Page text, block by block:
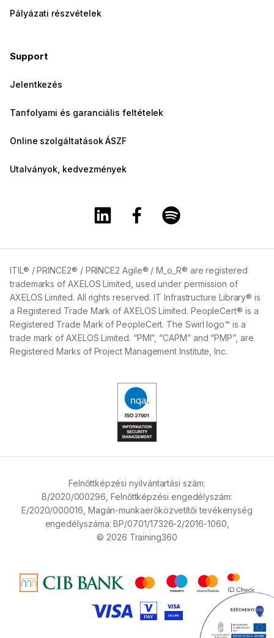
Pályázati részvételek
Support
Jelentkezés
Tanfolyami és garanciális feltételek
Online szolgáltatások ÁSZF
Utalványok, kedvezmények
A Training360 Linkedin oldala
A Training360 Facebook
ITIL® / PRINCE2® / PRINCE2 Agile® / M_o_R® are registered
trademarks of AXELOS Limited, used under permission of
AXELOS Limited. All rights reserved. IT Infrastructure Library® is
a Registered Trade Mark of AXELOS Limited. PeopleCert® is a
Registered Trade Mark of PeopleCert. The Swirl logo™ is a
trade mark of AXELOS Limited. “PMI”, “CAPM” and “PMP”, are
Registered Marks of Project Management Institute, Inc.
Felnőttképzési nyilvántartási szám:
B/2020/000296, Felnőttképzési engedélyszám:
E/2020/000016, Magán-munkaerőközvetítői tevékenység
engedélyszáma:BP/0701/17326-2/2016-1060,
© 2026 Training360